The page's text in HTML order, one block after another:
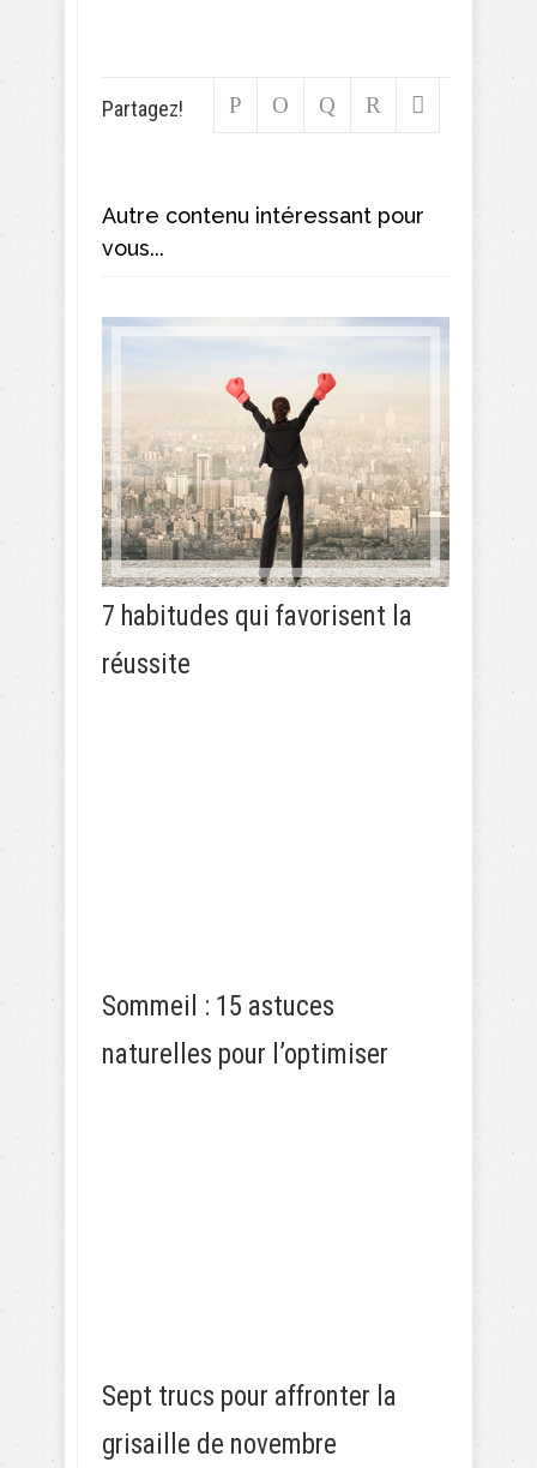
Partagez!
Autre contenu intéressant pour
vous...
7 habitudes qui favorisent la
réussite
Sommeil : 15 astuces
naturelles pour l’optimiser
Sept trucs pour affronter la
grisaille de novembre